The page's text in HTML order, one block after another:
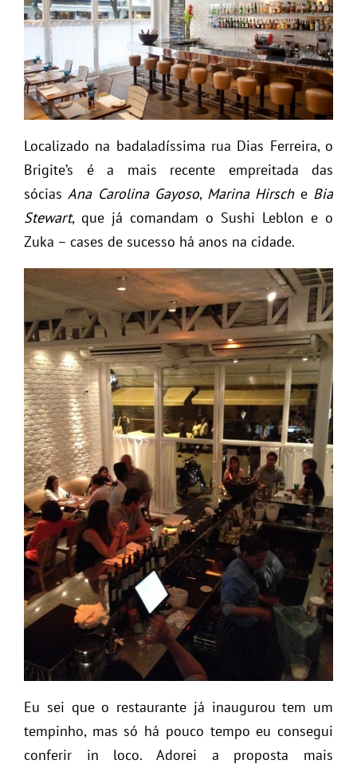
Localizado na badaladíssima rua Dias Ferreira, o
Brigite’s é a mais recente empreitada das
sóciasAna Carolina Gayoso, Marina Hirsche Bia
Stewart, que já comandam o Sushi Leblon e o
Zuka – cases de sucesso há anos na cidade.
Eu sei que o restaurante já inaugurou tem um
tempinho, mas só há pouco tempo eu consegui
conferir in loco. Adorei a proposta mais